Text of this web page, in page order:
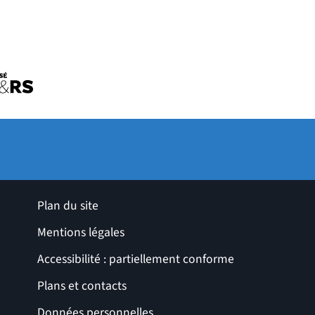
fenêtre)
de l'université
fenêtre)
utiles
Plan du site
Mentions légales
Accessibilité : partiellement conforme
Plans et contacts